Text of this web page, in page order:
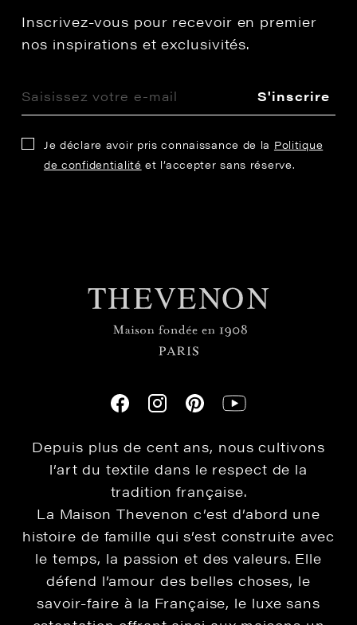
Inscrivez-vous pour recevoir en premier
nos inspirations et exclusivités.
S'inscrire
Je déclare avoir pris connaissance de la Politique
de confidentialité et l’accepter sans réserve.
Depuis plus de cent ans, nous cultivons
l’art du textile dans le respect de la
tradition française.
La Maison Thevenon c’est d’abord une
histoire de famille qui s’est construite avec
le temps, la passion et des valeurs. Elle
défend l’amour des belles choses, le
savoir-faire à la Française, le luxe sans